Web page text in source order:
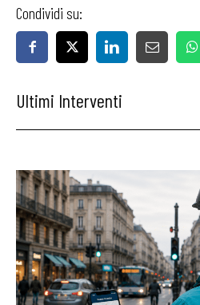
Condividi su:
Ultimi Interventi